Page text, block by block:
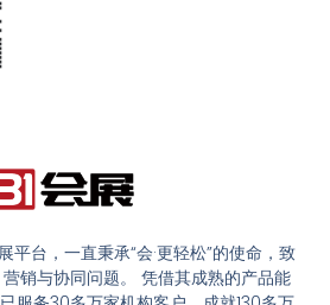
平台，一直秉承“会·更轻松”的使命，致
销与协同问题。 凭借其成熟的产品能